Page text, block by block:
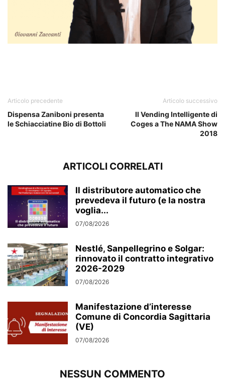
Articolo precedente
Dispensa Zaniboni presenta
le Schiacciatine Bio di Bottoli
Articolo successivo
Il Vending Intelligente di
Coges a The NAMA Show
2018
ARTICOLI CORRELATI
Il distributore automatico che
prevedeva il futuro (e la nostra
voglia...
07/08/2026
Nestlé, Sanpellegrino e Solgar:
rinnovato il contratto integrativo
2026-2029
07/08/2026
Manifestazione d’interesse
Comune di Concordia Sagittaria
(VE)
07/08/2026
NESSUN COMMENTO